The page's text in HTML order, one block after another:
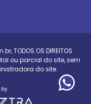
, TODOS OS DIREITOS
ou parcial do site, sem
do site.
by